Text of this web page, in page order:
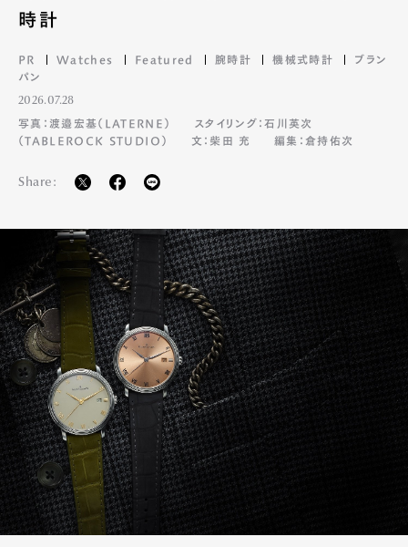
時計
PR Watches Featured 腕時計 機械式時計
ブラン
パン
2026.07.28
写真：渡邉宏基（LATERNE）
スタイリング：石川英次
（TABLEROCK STUDIO）
文：柴田 充 編集：倉持佑次
Share: